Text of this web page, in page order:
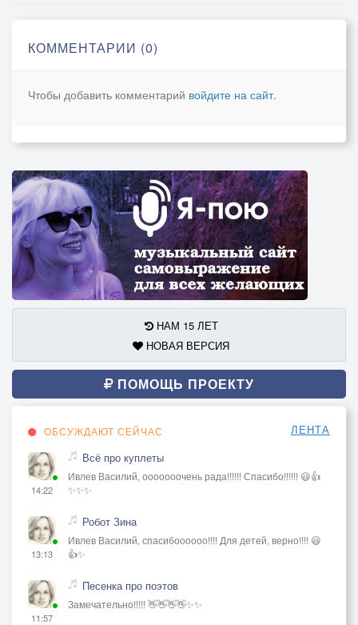
КОММЕНТАРИИ (0)
Чтобы добавить комментарий войдите на сайт.
НАМ 15 ЛЕТ
НОВАЯ ВЕРСИЯ
ПОМОЩЬ ПРОЕКТУ
ОБСУЖДАЮТ СЕЙЧАС ЛЕНТА
14:22
Всё про куплеты
Ивлев Василий, ооооооочень рада!!!!!! Спасибо!!!!!! 😃👍
✨✨✨
13:13
Робот Зина
Ивлев Василий, спасибоооооо!!!! Для детей, верно!!!! 😃
👍✨
11:57
Песенка про поэтов
Замечательно!!!!! 👋👋👋👋✨✨